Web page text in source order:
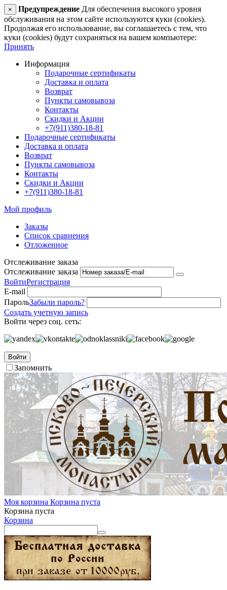
× Предупреждение Для обеспечения высокого уровня
обслуживания на этом сайте используются куки (cookies).
Продолжая его использование, вы соглашаетесь с тем, что
куки (cookies) будут сохраняться на вашем компьютере:
Принять
Информация
Подарочные сертификаты
Доставка и оплата
Возврат
Пункты самовывоза
Контакты
Скидки и Акции
+7(911)380-18-81
Подарочные сертификаты
Доставка и оплата
Возврат
Пункты самовывоза
Контакты
Скидки и Акции
+7(911)380-18-81
Мой профиль
Заказы
Список сравнения
Отложенное
Отслеживание заказа
Отслеживание заказа
ВойтиРегистрация
E-mail
ПарольЗабыли пароль?
Создать учетную запись
Войти через соц. сеть:
Войти
Запомнить
Моя корзина Корзина пуста
Корзина пуста
Корзина